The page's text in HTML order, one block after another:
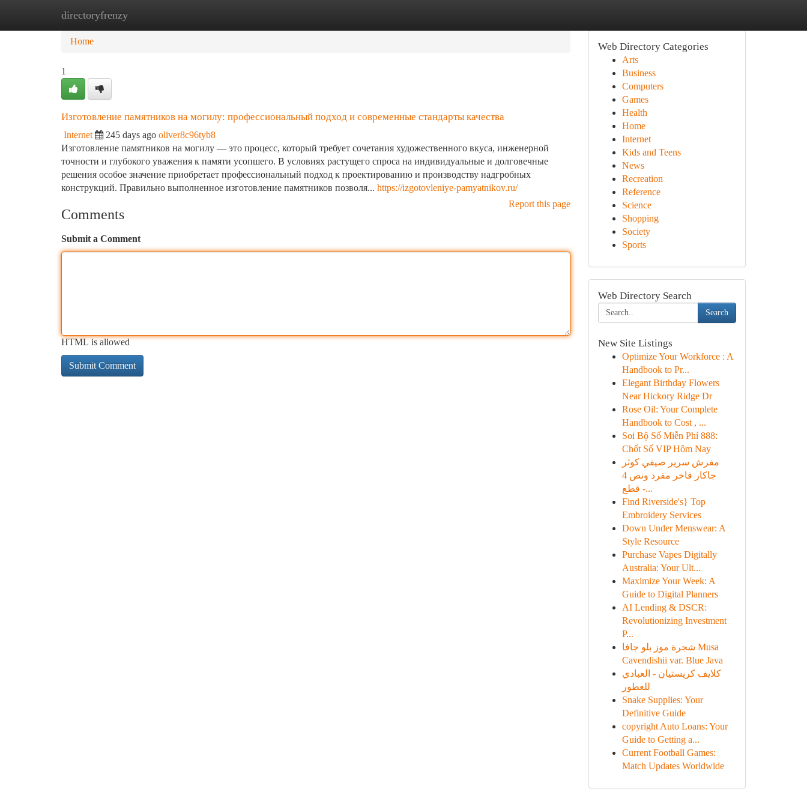
directoryfrenzy
Home New Site Listings
Home
1
Изготовление памятников на могилу: профессиональный подход и современные стандарты качества
Internet 245 days ago oliver8c96tyb8
Изготовление памятников на могилу — это процесс, который требует сочетания художественного вкуса, инженерной
точности и глубокого уважения к памяти усопшего. В условиях растущего спроса на индивидуальные и долговечные
решения особое значение приобретает профессиональный подход к проектированию и производству надгробных
конструкций. Правильно выполненное изготовление памятников позволя... https://izgotovleniye-pamyatnikov.ru/
Report this page
Comments
Submit a Comment
HTML is allowed
Web Directory Categories
Arts
Business
Computers
Games
Health
Home
Internet
Kids and Teens
News
Recreation
Reference
Science
Shopping
Society
Sports
Web Directory Search
Search
New Site Listings
Optimize Your Workforce : A
Handbook to Pr...
Elegant Birthday Flowers
Near Hickory Ridge Dr
Rose Oil: Your Complete
Handbook to Cost , ...
Soi Bộ Số Miễn Phí 888:
Chốt Số VIP Hôm Nay
مفرش سرير صيفي كوثر
جاكار فاخر مفرد ونص 4
قطع -...
Find Riverside's} Top
Embroidery Services
Down Under Menswear: A
Style Resource
Purchase Vapes Digitally
Australia: Your Ult...
Maximize Your Week: A
Guide to Digital Planners
AI Lending & DSCR:
Revolutionizing Investment
P...
شجرة موز بلو جافا Musa
Cavendishii var. Blue Java
كلايف كريستيان - العبادي
للعطور
Snake Supplies: Your
Definitive Guide
copyright Auto Loans: Your
Guide to Getting a...
Current Football Games:
Match Updates Worldwide